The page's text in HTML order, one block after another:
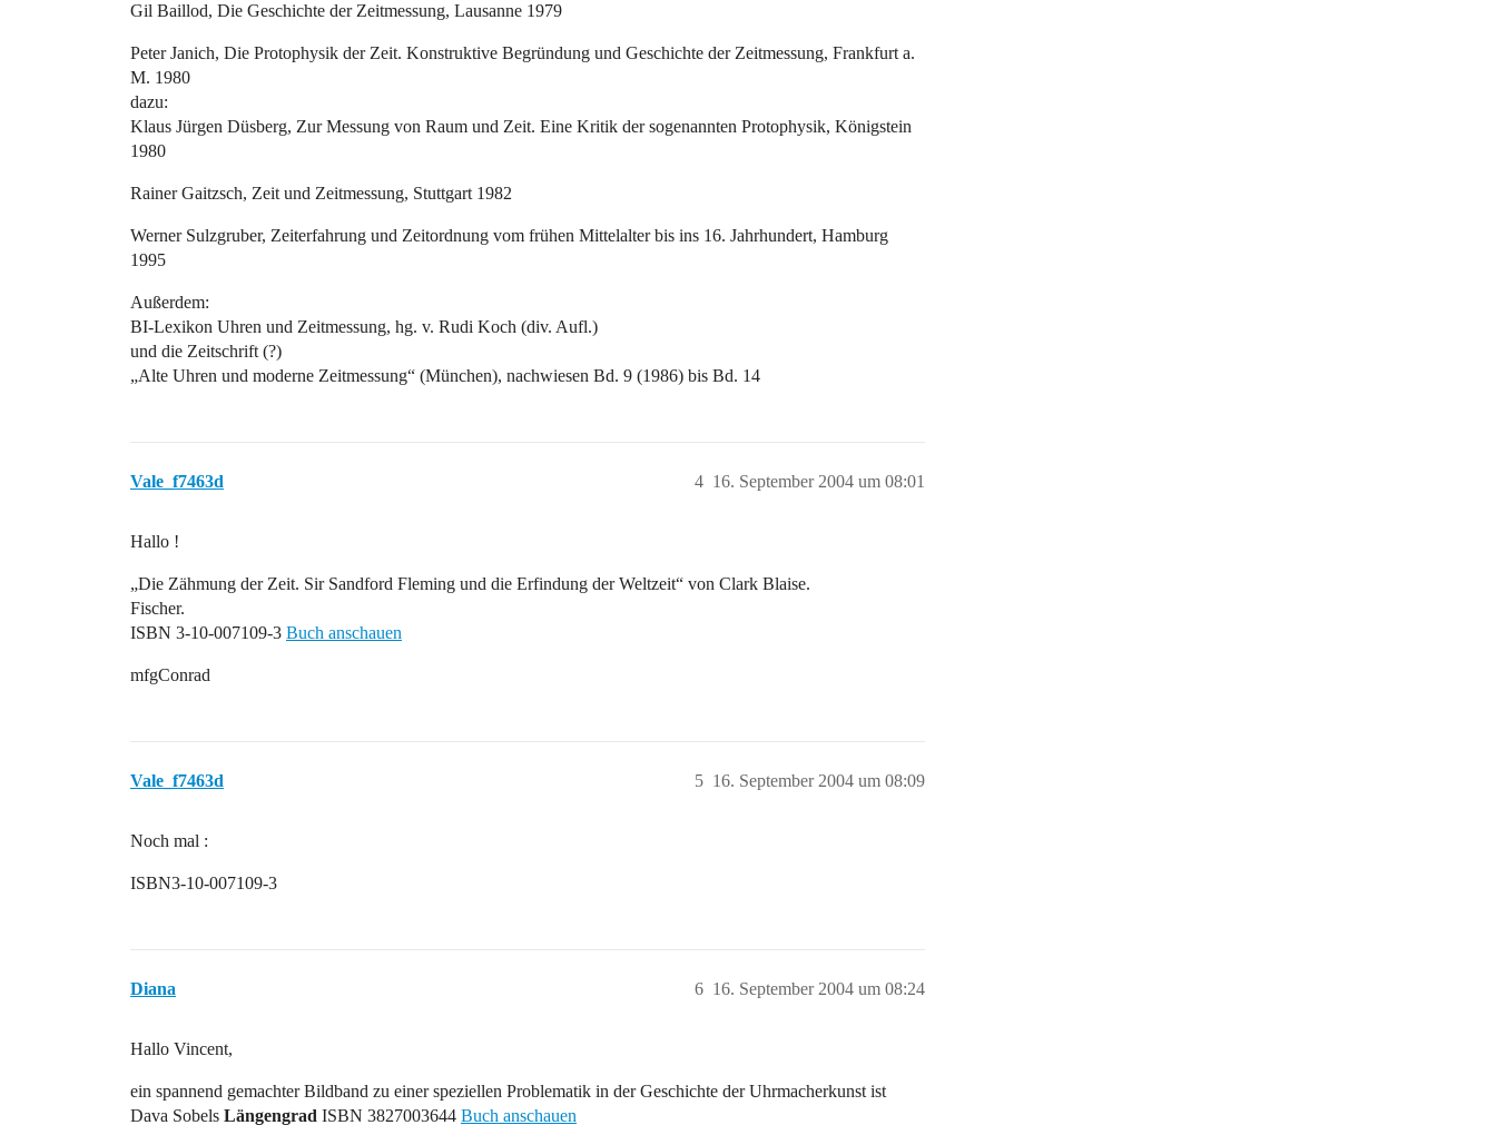
Gil Baillod, Die Geschichte der Zeitmessung, Lausanne 1979
Peter Janich, Die Protophysik der Zeit. Konstruktive Begründung und Geschichte der Zeitmessung, Frankfurt a.
M. 1980
dazu:
Klaus Jürgen Düsberg, Zur Messung von Raum und Zeit. Eine Kritik der sogenannten Protophysik, Königstein
1980
Rainer Gaitzsch, Zeit und Zeitmessung, Stuttgart 1982
Werner Sulzgruber, Zeiterfahrung und Zeitordnung vom frühen Mittelalter bis ins 16. Jahrhundert, Hamburg
1995
Außerdem:
BI-Lexikon Uhren und Zeitmessung, hg. v. Rudi Koch (div. Aufl.)
und die Zeitschrift (?)
„Alte Uhren und moderne Zeitmessung“ (München), nachwiesen Bd. 9 (1986) bis Bd. 14
Vale_f7463d 16. September 2004 um 08:01
4
Hallo !
„Die Zähmung der Zeit. Sir Sandford Fleming und die Erfindung der Weltzeit“ von Clark Blaise.
Fischer.
ISBN 3-10-007109-3 Buch anschauen
mfgConrad
Vale_f7463d 16. September 2004 um 08:09
5
Noch mal :
ISBN3-10-007109-3
Diana 16. September 2004 um 08:24
6
Hallo Vincent,
ein spannend gemachter Bildband zu einer speziellen Problematik in der Geschichte der Uhrmacherkunst ist
Dava Sobels Längengrad ISBN 3827003644 Buch anschauen